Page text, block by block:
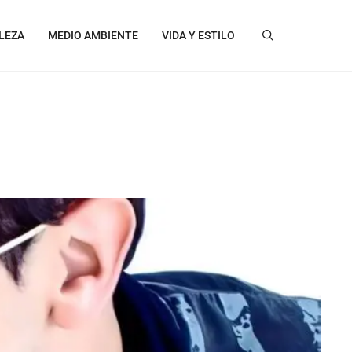
MEDIO AMBIENTE VIDA Y ESTILO